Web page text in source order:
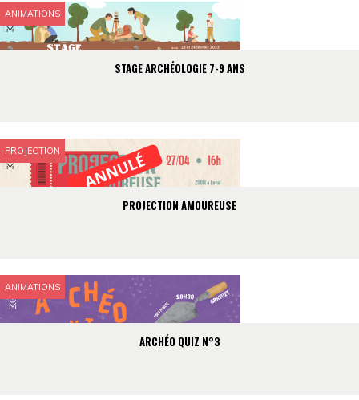
ANIMATIONS
STAGE ARCHÉOLOGIE 7-9 ANS
PROJECTION
PROJECTION AMOUREUSE
ANIMATIONS
ARCHÉO QUIZ N°3